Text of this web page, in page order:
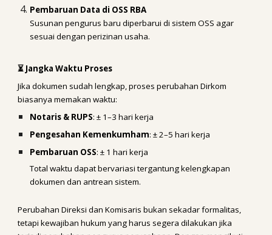
Pembaruan Data di OSS RBA
Susunan pengurus baru diperbarui di sistem OSS agar
sesuai dengan perizinan usaha.
⏳ Jangka Waktu Proses
Jika dokumen sudah lengkap, proses perubahan Dirkom
biasanya memakan waktu:
Notaris & RUPS: ± 1–3 hari kerja
Pengesahan Kemenkumham: ± 2–5 hari kerja
Pembaruan OSS: ± 1 hari kerja
Total waktu dapat bervariasi tergantung kelengkapan
dokumen dan antrean sistem.
Perubahan Direksi dan Komisaris bukan sekadar formalitas,
tetapi kewajiban hukum yang harus segera dilakukan jika